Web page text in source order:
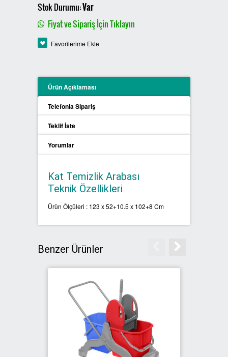
PLASTİK SIFIR ATIK KUTULARI
ÖZEL ÜRETİM SIFIR ATIK
KUTULARI
PROCYCLE SIFIR ATIK
KUTULARI
SIFIR ATIK KONTEYNERLARI
SIFIR ATIK BİLGİLENDİRME
PANOSU
SIFIR ATIK ÇÖP POŞETLERİ
KUTULARI
Stok Durumu:Var
Fiyat ve Sipariş İçin Tıklayın
Favorilerime Ekle
Ürün Açıklaması
Telefonla Sipariş
Teklif İste
Yorumlar
Kat Temizlik Arabası
Teknik Özellikleri
Ürün Ölçüleri : 123 x 52+10.5 x 102+8 Cm
Benzer Ürünler